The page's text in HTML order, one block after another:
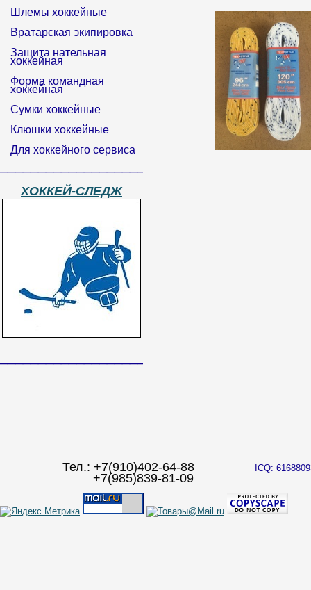
Шлемы хоккейные
Вратарская экипировка
Защита нательная
хоккейная
Форма командная
хоккейная
Сумки хоккейные
Клюшки хоккейные
Для хоккейного сервиса
ХОККЕЙ-СЛЕДЖ
Тел.: +7(910)402-64-88
+7(985)839-81-09
ICQ: